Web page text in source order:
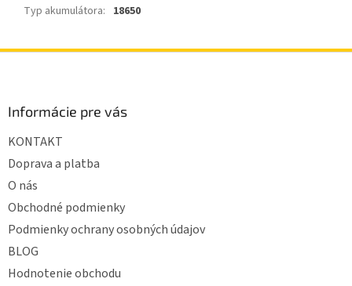
Typ akumulátora: 18650
Informácie pre vás
KONTAKT
Doprava a platba
O nás
Obchodné podmienky
Podmienky ochrany osobných údajov
BLOG
Hodnotenie obchodu